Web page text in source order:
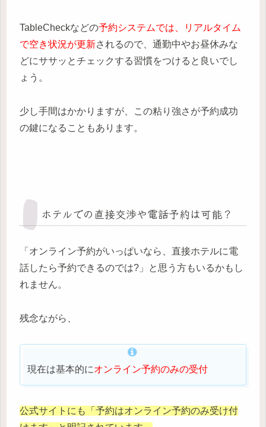
TableCheckなどの予約システムでは、リアルタイム
で空き状況が更新されるので、通勤中やお昼休みな
どにササッとチェックする習慣をつけると良いでし
ょう。
少し手間はかかりますが、この粘り強さが予約成功
の鍵になることもあります。
ホテルでの直接交渉や電話予約は可能？
「オンライン予約がいっぱいなら、直接ホテルに電
話したら予約できるのでは?」と思う方もいるかもし
れません。
残念ながら、
現在は基本的にオンライン予約のみの受付
公式サイトにも「予約はオンライン予約のみ受け付